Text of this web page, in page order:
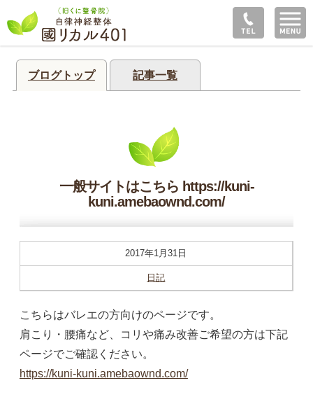
ブログトップ 記事一覧
一般サイトはこちら https://kuni-
kuni.amebaownd.com/
2017年1月31日
日記
こちらはバレエの方向けのページです。
肩こり・腰痛など、コリや痛み改善ご希望の方は下記
ページでご確認ください。
https://kuni-kuni.amebaownd.com/